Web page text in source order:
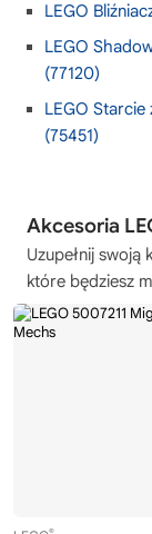
LEGO
LEGO
(77120)
LEGO
(75451)
Akcesoria
Uzupełnij swoją
które będziesz
®